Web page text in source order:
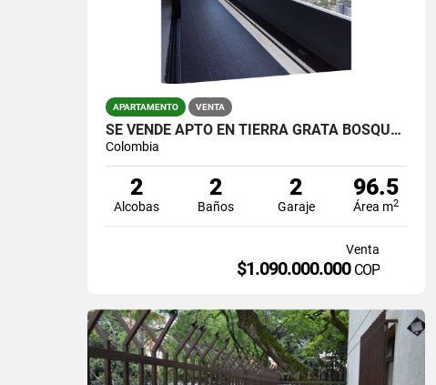
APARTAMENTO VENTA
SE VENDE APTO EN TIERRA GRATA BOSQUE SANTO VISTA A LA CIUDAD
Colombia
2
Alcobas
2
Baños
2
Garaje
96.5
Área m2
Venta
$1.090.000.000 COP